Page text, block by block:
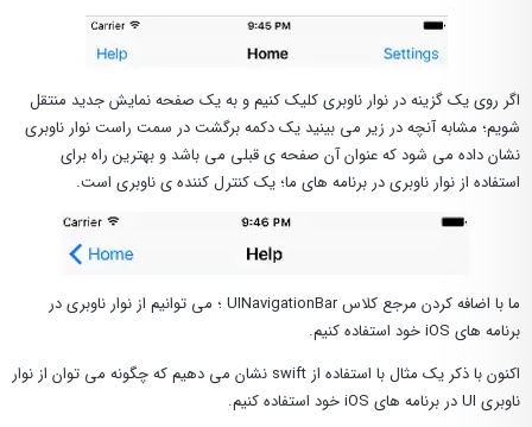
اگر روی یک گزینه در نوار ناوبری کلیک کنیم و به یک صفحه نمایش جدید منتقل
شویم؛ مشابه آنچه در زیر می بینید یک دکمه برگشت در سمت راست نوار ناوبری
نشان داده می شود که عنوان آن صفحه ی قبلی می باشد و بهترین راه برای
استفاده از نوار ناوبری در برنامه های ما؛ یک کنترل کننده ی ناوبری است.
ما با اضافه کردن مرجع کلاس UINavigationBar ؛ می توانیم از نوار ناوبری در
برنامه های iOS خود استفاده کنیم.
اکنون با ذکر یک مثال با استفاده از swift نشان می دهیم که چگونه می توان از نوار
ناوبری UI در برنامه های iOS خود استفاده کنیم.